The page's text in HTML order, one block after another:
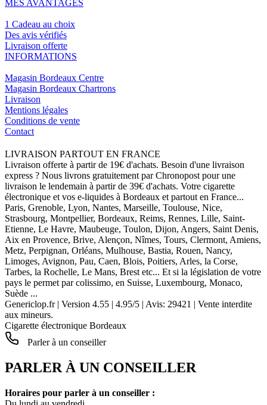
MES AVANTAGES
1 Cadeau au choix
Des avis vérifiés
Livraison offerte
INFORMATIONS
Magasin Bordeaux Centre
Magasin Bordeaux Chartrons
Livraison
Mentions légales
Conditions de vente
Contact
LIVRAISON PARTOUT EN FRANCE
Livraison offerte à partir de 19€ d'achats. Besoin d'une livraison
express ? Nous livrons gratuitement par Chronopost pour une
livraison le lendemain à partir de 39€ d'achats. Votre cigarette
électronique et vos e-liquides à Bordeaux et partout en France...
Paris, Grenoble, Lyon, Nantes, Marseille, Toulouse, Nice,
Strasbourg, Montpellier, Bordeaux, Reims, Rennes, Lille, Saint-
Etienne, Le Havre, Maubeuge, Toulon, Dijon, Angers, Saint Denis,
Aix en Provence, Brive, Alençon, Nîmes, Tours, Clermont, Amiens,
Metz, Perpignan, Orléans, Mulhouse, Bastia, Rouen, Nancy,
Limoges, Avignon, Pau, Caen, Blois, Poitiers, Arles, la Corse,
Tarbes, la Rochelle, Le Mans, Brest etc... Et si la législation de votre
pays le permet par colissimo, en Suisse, Luxembourg, Monaco,
Suède ...
Genericlop.fr| Version 4.55 | 4.95/5 | Avis: 29421 | Vente interdite
aux mineurs.
Cigarette électronique Bordeaux
Parler à un conseiller
PARLER À UN CONSEILLER
Horaires pour parler à un conseiller :